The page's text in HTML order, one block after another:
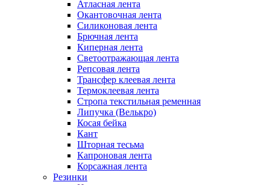
Атласная лента
Окантовочная лента
Силиконовая лента
Брючная лента
Киперная лента
Светоотражающая лента
Репсовая лента
Трансфер клеевая лента
Термоклеевая лента
Стропа текстильная ременная
Липучка (Велькро)
Косая бейка
Кант
Шторная тесьма
Капроновая лента
Корсажная лента
Резинки